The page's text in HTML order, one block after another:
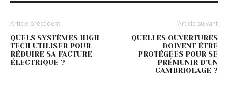
Article précédent
QUELS SYSTÈMES HIGH-
TECH UTILISER POUR
RÉDUIRE SA FACTURE
ÉLECTRIQUE ?
Article suivant
QUELLES OUVERTURES
DOIVENT ÊTRE
PROTÉGÉES POUR SE
PRÉMUNIR D’UN
CAMBRIOLAGE ?